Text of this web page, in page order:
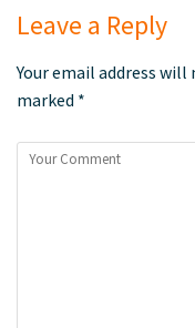
Leave a Reply
Your email address will
marked *